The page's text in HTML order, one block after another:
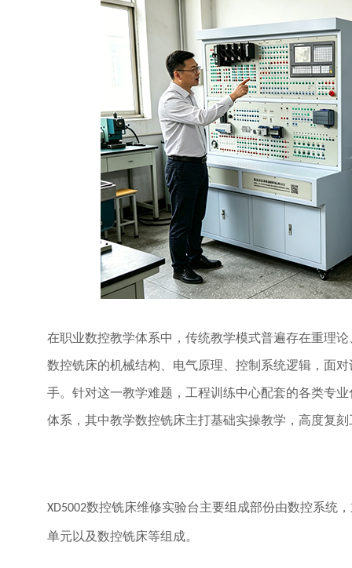
在职业数控教学体系中，传统教学模式普遍存在重理
数控铣床的机械结构、电气原理、控制系统逻辑，面
手。针对这一教学难题，工程训练中心配套的各类专
体系，其中教学数控铣床主打基础实操教学，高度复
XD5002数控铣床维修实验台主要组成部份由数控系统
单元以及数控铣床等组成。